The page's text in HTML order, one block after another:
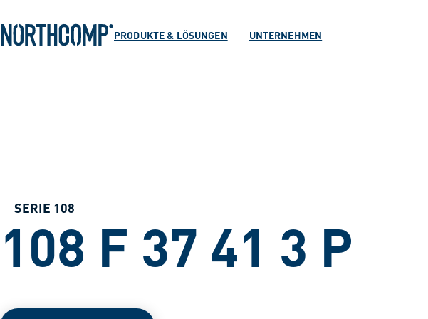
Zur Navigation springen
PRODUKTE & LÖSUNGEN UNTERNEHMEN
SERIE 108
108 F 37 41 3 P